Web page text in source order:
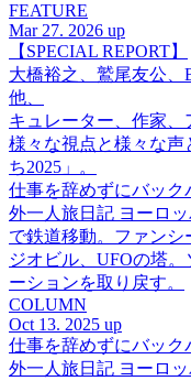
FEATURE
Mar 27. 2026 up
【SPECIAL REPORT】
大橋裕之、鷲尾友公、
他、
キュレーター、作家
様々な視点と様々な
ち2025」。
仕事を辞めずにバッ
外一人旅日記 ヨーロ
で鉄道移動。ファン
ジオビル、UFOの塔
ーションを取り戻す。
COLUMN
Oct 13. 2025 up
仕事を辞めずにバッ
外一人旅日記 ヨーロ